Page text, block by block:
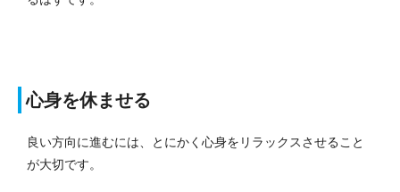
心身を休ませる
良い方向に進むには、とにかく心身をリラックスさせること
が大切です。